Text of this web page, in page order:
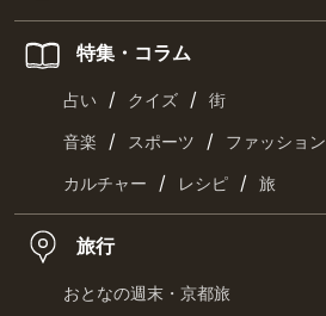
特集・コラム
占い / クイズ / 街
音楽 / スポーツ / ファッション
カルチャー / レシピ / 旅
旅行
おとなの週末・京都旅